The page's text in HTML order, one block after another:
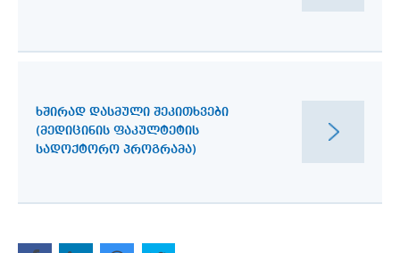
ᲮᲨᲘᲠᲐᲓ ᲓᲐᲡᲛᲣᲚᲘ ᲨᲔᲙᲘᲗᲮᲕᲔᲑᲘ
(ᲛᲔᲓᲘᲪᲘᲜᲘᲡ ᲤᲐᲙᲣᲚᲢᲔᲢᲘᲡ
ᲡᲐᲓᲝᲥᲢᲝᲠᲝ ᲞᲠᲝᲒᲠᲐᲛᲐ)